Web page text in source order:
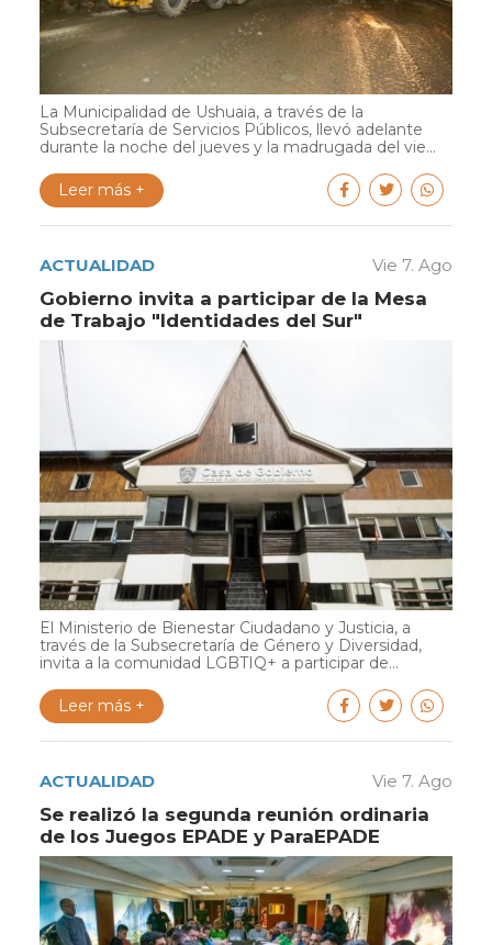
La Municipalidad de Ushuaia, a través de la
Subsecretaría de Servicios Públicos, llevó adelante
durante la noche del jueves y la madrugada del vie...
Leer más +
ACTUALIDAD Vie 7. Ago
Gobierno invita a participar de la Mesa
de Trabajo "Identidades del Sur"
El Ministerio de Bienestar Ciudadano y Justicia, a
través de la Subsecretaría de Género y Diversidad,
invita a la comunidad LGBTIQ+ a participar de...
Leer más +
ACTUALIDAD Vie 7. Ago
Se realizó la segunda reunión ordinaria
de los Juegos EPADE y ParaEPADE